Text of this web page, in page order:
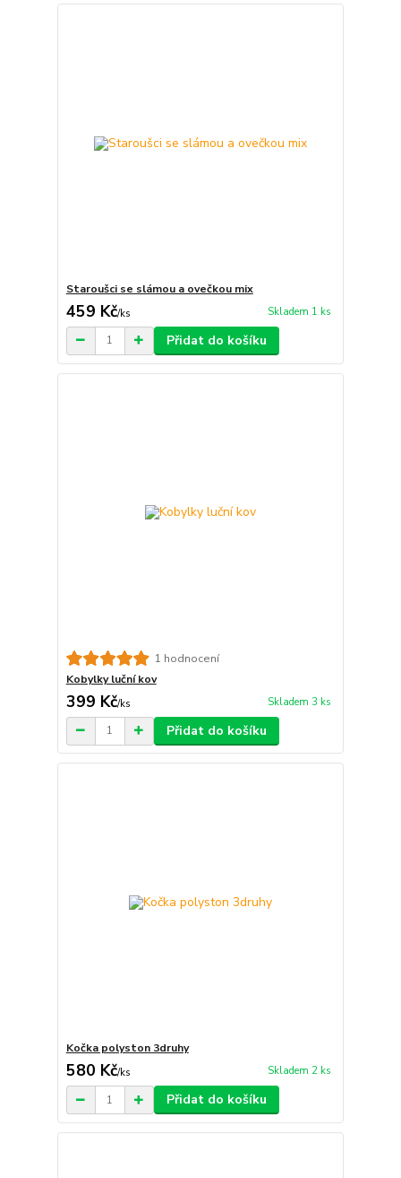
Staroušci se slámou a ovečkou mix
459 Kč/ks Skladem 1 ks
Přidat do košíku
1 hodnocení
Kobylky luční kov
399 Kč/ks Skladem 3 ks
Přidat do košíku
Kočka polyston 3druhy
580 Kč/ks Skladem 2 ks
Přidat do košíku